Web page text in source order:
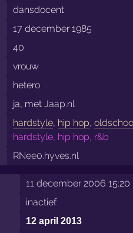
dansdocent
17 december 1985
40
vrouw
hetero
ja, metJaap.nl
hardstyle, hip hop,
hardstyle, hip hop, r&b
RNee0.hyves.nl
11 december 2006 15:20
inactief
12 april 2013